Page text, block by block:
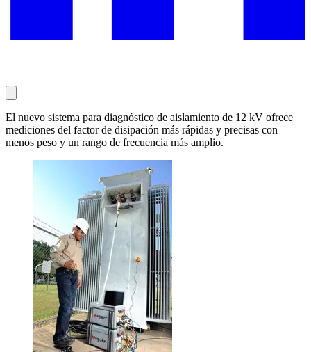
El nuevo sistema para diagnóstico de aislamiento de 12 kV ofrece
mediciones del factor de disipación más rápidas y precisas con
menos peso y un rango de frecuencia más amplio.